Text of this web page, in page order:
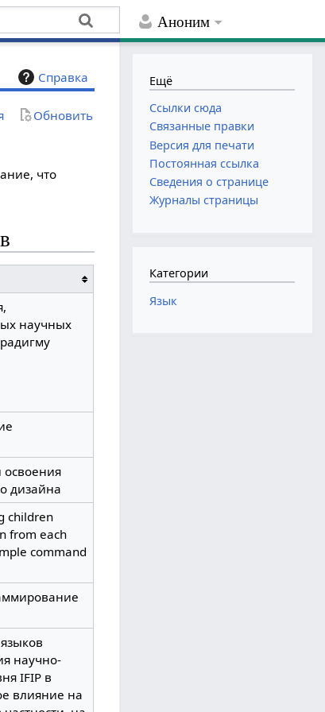
Аноним
Справка
Обновить
что
научных
освоения
дизайна
children
from each
command
научно-
IFIP в
влияние на
Ещё
Ссылки сюда
Связанные правки
Версия для печати
Постоянная ссылка
Сведения о странице
Журналы страницы
Категории
Язык